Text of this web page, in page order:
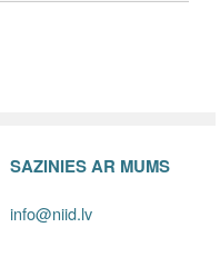
SAZINIES AR MUMS
info@niid.lv